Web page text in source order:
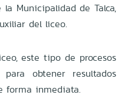
Municipalidad de Talca,
del liceo.
este tipo de procesos
obtener resultados
forma inmediata.